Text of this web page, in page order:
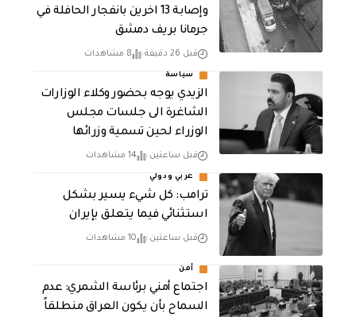
وإصابة 13 اخرين بانفجار الحافلة في
جرمانا بريف دمشق
قبل 26 دقيقة 8 مشاهدات
سياسة
الزيدي يوجه بحضور وكلاء الوزارات
الشاغرة الى جلسات مجلس
الوزراء لحين تسمية وزرائها
قبل ساعتين 14 مشاهدات
عربي ودولي
ترامب: كل شيء يسير بشكل
استثنائي فيما يتعلق بإيران
قبل ساعتين 10 مشاهدات
أمن
اجتماع أمني برئاسة الشمري: عدم
السماح بأن يكون العراق منطلقاً